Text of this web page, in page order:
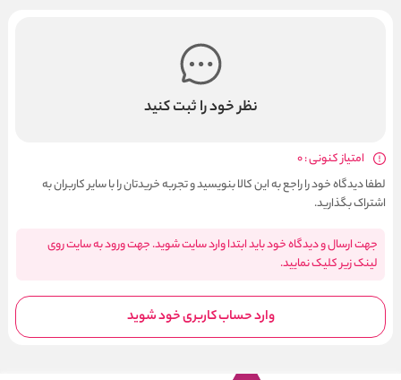
نظر خود را ثبت کنید
امتیاز کنونی : 0
لطفا دیدگاه خود را راجع به این کالا بنویسید و تجربه خریدتان را با سایر کاربران به
اشتراک بگذارید.
جهت ارسال و دیدگاه خود باید ابتدا وارد سایت شوید. جهت ورود به سایت روی
لینک زیر کلیک نمایید.
وارد حساب کاربری خود شوید